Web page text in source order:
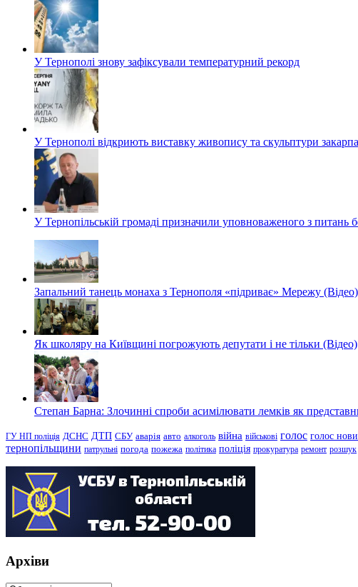
У Тернополі знову зафіксували температурний рекорд
У Тернополі відкриють виставку живопису та скульптури
У Тернопільській громаді призначили уповноваженого з питань
Запальний танець монаха з Тернополя «підриває» Мережу (Відео)
Як школяру на Київщині погрожують депутати і не тільки (Відео)
Степан Барна: Злочинні спроби асимілювати лемків як
ГУ НП поліція ДСНС ДТП СБУ аварія авто алкоголь війна військові голос голос
тернопільщини патрульні погода пожежа політика поліція прокуратура ремонт розшук
Архіви